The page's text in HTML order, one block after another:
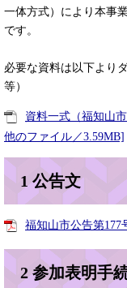
一体方式）により本事
です。
必要な資料は以下より
等）
資料一式（福知山
他のファイル／3.59MB]
1 公告文
福知山市公告第177
2 参加表明手